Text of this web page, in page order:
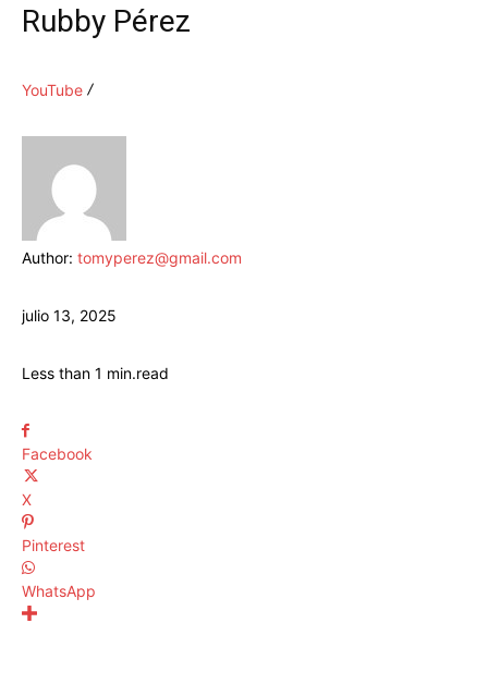
Rubby Pérez
YouTube
Author: tomyperez@gmail.com
julio 13, 2025
Less than 1 min.read
Facebook
X
Pinterest
WhatsApp